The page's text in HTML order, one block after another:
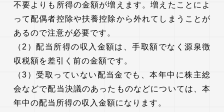
不要よりも所得の金額が増えます。増えたことによ
って配偶者控除や扶養控除から外れてしまうことが
あるので注意が必要です。
（2）配当所得の収入金額は、手取額でなく源泉徴
収税額を差引く前の金額です。
（3）受取っていない配当金でも、本年中に株主総
会などで配当決議のあったものなどについては、本
年中の配当所得の収入金額になります。